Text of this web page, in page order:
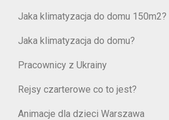
Jaka klimatyzacja do domu 150m2?
Jaka klimatyzacja do domu?
Pracownicy z Ukrainy
Rejsy czarterowe co to jest?
Animacje dla dzieci Warszawa